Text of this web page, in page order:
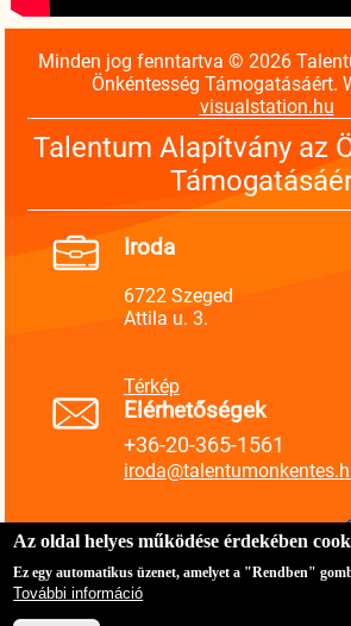
Minden jog fenntartva © 2026
Önkéntesség Támogatásáért.
visualstation.hu
Talentum Alapítvány az
Iroda
6722 Szeged
Attila u. 3.
Térkép
Elérhetőségek
+36-20-365-1561
Régi honlap
Adatvédelmi
Az oldal helyes működése érdekében
Ez egy automatikus üzenet, amelyet a "Rendben"
További információ